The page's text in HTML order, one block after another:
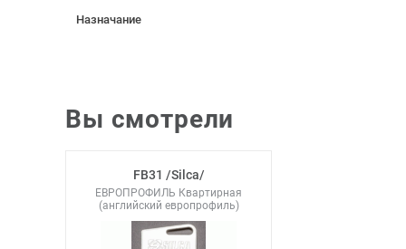
Назначание
Вы смотрели
FB31 /Silca/
ЕВРОПРОФИЛЬ Квартирная
(английский европрофиль)